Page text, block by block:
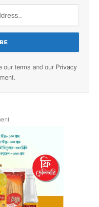
our terms and our Privacy